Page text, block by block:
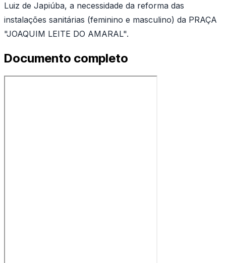
Luiz de Japiúba, a necessidade da reforma das
instalações sanitárias (feminino e masculino) da PRAÇA
"JOAQUIM LEITE DO AMARAL".
Documento completo